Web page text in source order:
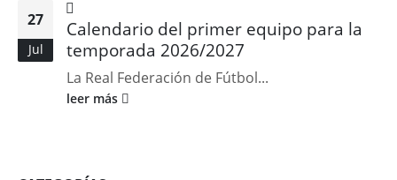
27
Jul
Calendario del primer equipo para la
temporada 2026/2027
La Real Federación de Fútbol...
leer más